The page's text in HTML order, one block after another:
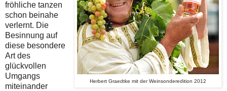
Herbert Graedtke mit der Weinsonderedition 2012
fröhliche tanzen
schon beinahe
verlernt. Die
Besinnung auf
diese besondere
Art des
glückvollen
Umgangs
miteinander